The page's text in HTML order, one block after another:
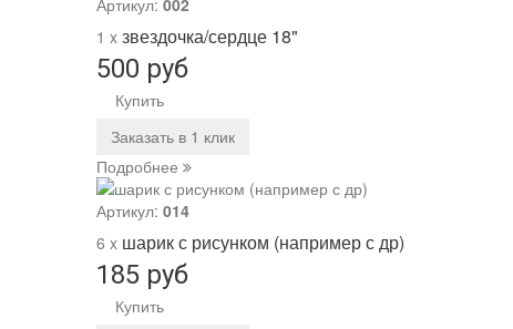
1 x звездочка/сердце 18"
500 руб
Купить
Заказать в 1 клик
Подробнее
Артикул: 014
6 x шарик с рисунком (например с др)
185 руб
Купить